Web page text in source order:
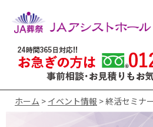
ホーム > イベント情報 > 終活セミナ